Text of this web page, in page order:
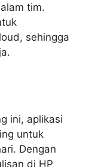
tim.
sehingga
ini, aplikasi
untuk
Dengan
di HP